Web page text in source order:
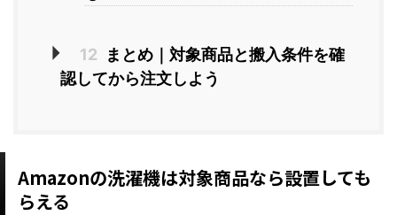
12
まとめ｜対象商品と搬入条件を確
認してから注文しよう
Amazonの洗濯機は対象商品なら設置しても
らえる